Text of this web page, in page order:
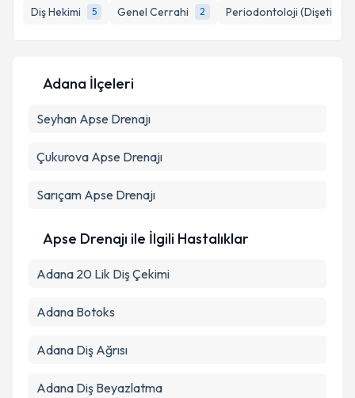
Diş Hekimi
5 Genel Cerrahi 2 Periodontoloji (Dişeti
E-posta Adresiniz
Metni'ni okudum ve kişisel verilerimin belirtilen
Adana İlçeleri
Seyhan Apse Drenajı
Çukurova Apse Drenajı
Sarıçam Apse Drenajı
Apse Drenajı ile İlgili Hastalıklar
Adana 20 Lik Diş Çekimi
Adana Botoks
Adana Diş Ağrısı
Adana Diş Beyazlatma